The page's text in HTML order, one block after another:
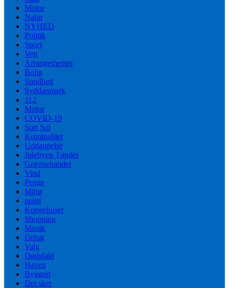
Motor
Natur
NYHED
Politik
Sport
Vejr
Arrangementer
Bolig
Sundhed
Syddanmark
112
Motor
COVID-19
Sort Sol
Kriminalitet
Uddannelse
Julebyen Tønder
Grænsehandel
Vind
Penge
Miljø
politi
Kongehuset
Shopping
Musik
Debat
Valg
Dødsfald
Haven
Byggeri
Det sker